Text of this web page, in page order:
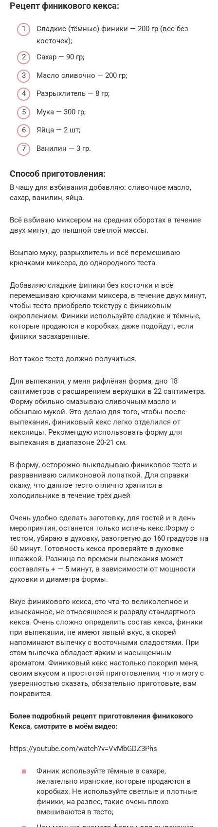
Рецепт финикового кекса:
Сладкие (тёмные) финики — 200 гр (вес без
косточек);
Сахар — 90 гр;
Масло сливочно — 200 гр;
Разрыхлитель — 8 гр;
Мука — 300 гр;
Яйца — 2 шт;
Ванилин — 3 гр.
Способ приготовления:
В чашу для взбивания добавляю: сливочное масло,
сахар, ванилин, яйца.
Всё взбиваю миксером на средних оборотах в течение
двух минут, до пышной светлой массы.
Всыпаю муку, разрыхлитель и всё перемешиваю
крючками миксера, до однородного теста.
Добавляю сладкие финики без косточки и всё
перемешиваю крючками миксера, в течение двух минут,
чтобы тесто приобрело текстуру с финиковым
окроплением. Финики используйте сладкие и тёмные,
которые продаются в коробках, даже подойдут, если
финики засахаренные.
Вот такое тесто должно получиться.
Для выпекания, у меня рифлёная форма, дно 18
сантиметров с расширением верхушки в 22 сантиметра.
Форму обильно смазываю сливочным масло и
обсыпаю мукой. Это делаю для того, чтобы после
выпекания, финиковый кекс легко отделился от
кексницы. Рекомендую использовать форму для
выпекания в диапазоне 20-21 см.
В форму, осторожно выкладываю финиковое тесто и
разравниваю силиконовой лопаткой. Для справки
скажу, что данное тесто отлично хранится в
холодильнике в течение трёх дней
Очень удобно сделать заготовку, для гостей и в день
мероприятия, останется только испечь кекс.Форму с
тестом, убираю в духовку, разогретую до 160 градусов на
50 минут. Готовность кекса проверяйте в духовке
шпажкой. Разница по времени выпекания может
составлять + — 5 минут, в зависимости от мощности
духовки и диаметра формы.
Вкус финикового кекса, это что-то великолепное и
изысканное, не относящееся к разряду стандартного
кекса. Очень сложно определить состав кекса, финики
при выпекании, не имеют явный вкус, а скорей
напоминают выпечку с восточными сладостями. При
этом выпечка обладает ярким и насыщенным
ароматом. Финиковый кекс настолько покорил меня,
своим вкусом и простотой приготовления, что я могу с
уверенностью сказать, обязательно приготовьте, вам
понравится.
Более подробный рецепт приготовления финикового
Кекса, смотрите в моём видео:
https://youtube.com/watch?v=VvMbGDZ3Phs
Финик используйте тёмные в сахаре,
желательно иранские, которые продаются в
коробках. Не используйте светлые и плотные
финики, на развес, такие очень плохо
вмешиваются в тесто;